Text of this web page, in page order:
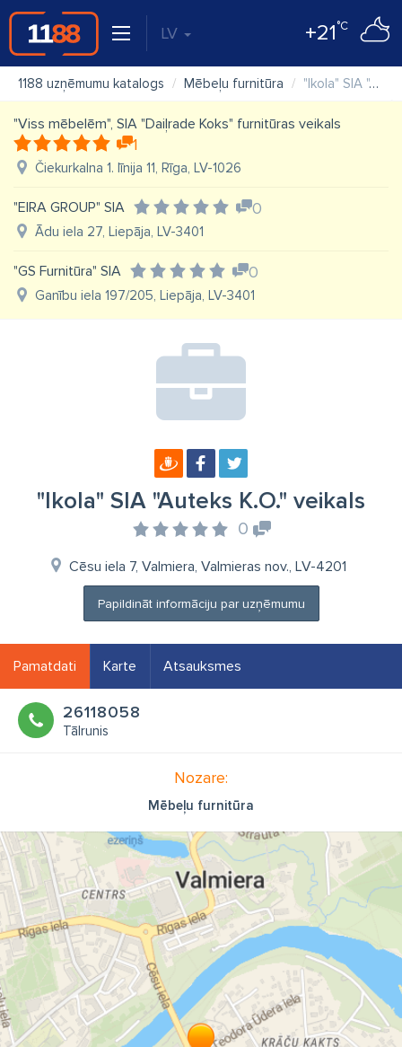
LV +21°C
1188 uzņēmumu katalogs Mēbeļu furnitūra "Ikola" SIA "Auteks K.O." veikals
"Viss mēbelēm", SIA "Daiļrade Koks" furnitūras veikals
1
Čiekurkalna 1. līnija 11, Rīga, LV-1026
"EIRA GROUP" SIA 0
Ādu iela 27, Liepāja, LV-3401
"GS Furnitūra" SIA 0
Ganību iela 197/205, Liepāja, LV-3401
"Ikola" SIA "Auteks K.O." veikals
0
Cēsu iela 7, Valmiera, Valmieras nov., LV-4201
Papildināt informāciju par uzņēmumu
Pamatdati Karte Atsauksmes
26118058
Tālrunis
Nozare:
Mēbeļu furnitūra